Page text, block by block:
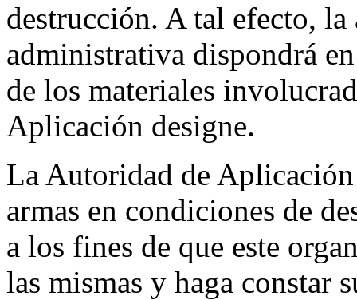
destrucción. A tal efecto,
administrativa dispondrá
de los materiales
Aplicación designe.
La Autoridad de
armas en condiciones de
a los fines de que este
las mismas y haga constar